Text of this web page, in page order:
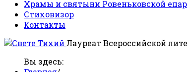
Храмы и святыни Ровеньковской
Стиховизор
Контакты
Лауреат Всероссийской
Вы здесь: